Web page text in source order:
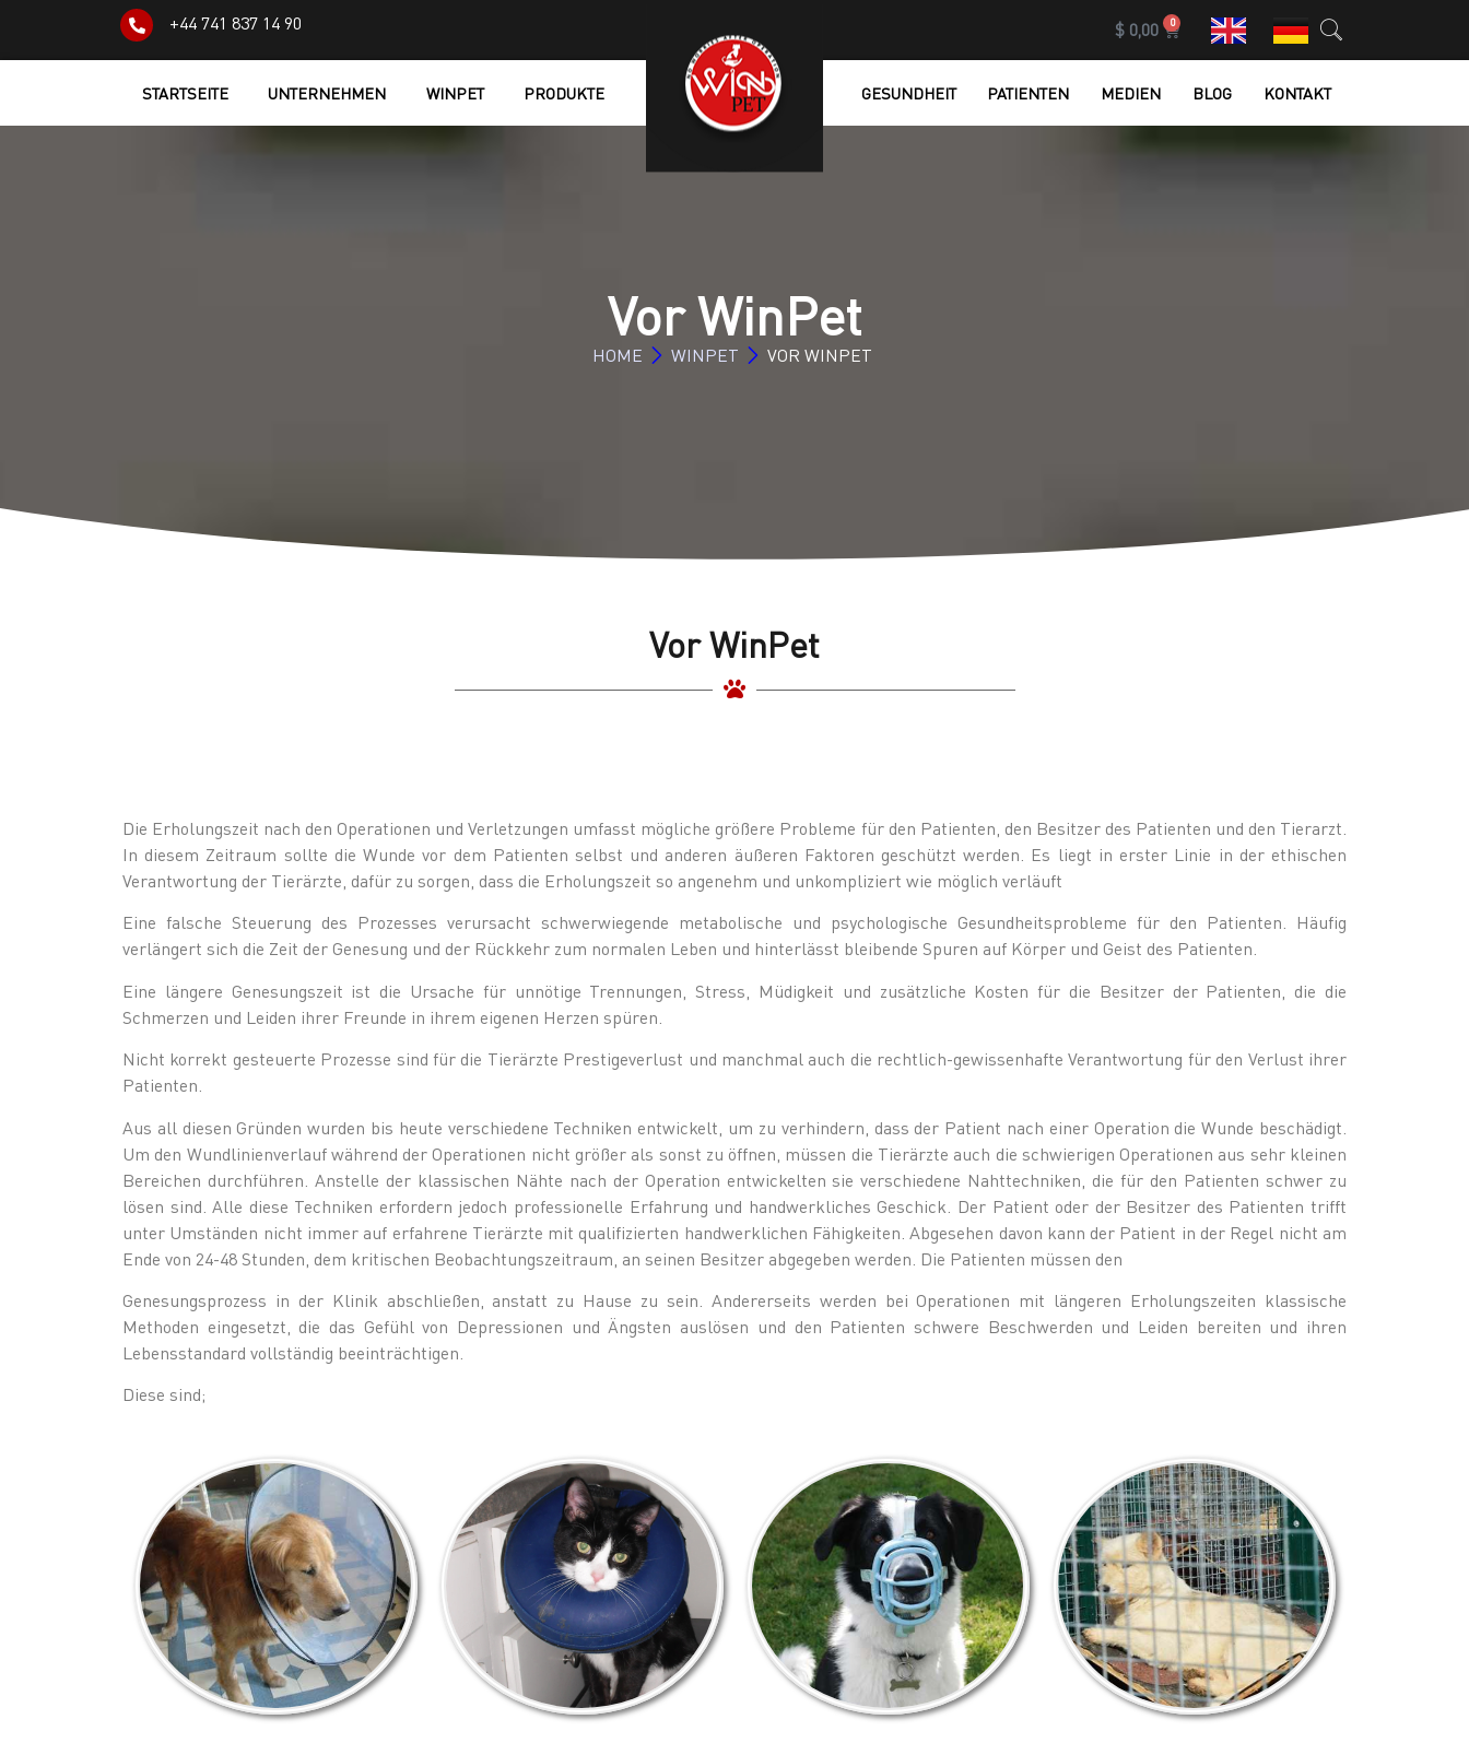
+44 741 837 14 90 $0,00 0
STARTSEITE UNTERNEHMEN WINPET PRODUKTE GESUNDHEIT PATIENTEN MEDIEN BLOG KONTAKT
Vor WinPet
HOME WINPET VOR WINPET
Vor WinPet
Die Erholungszeit nach den Operationen und Verletzungen umfasst mögliche größere Probleme für den Patienten, den Besitzer des Patienten und den Tierarzt.
In diesem Zeitraum sollte die Wunde vor dem Patienten selbst und anderen äußeren Faktoren geschützt werden. Es liegt in erster Linie in der ethischen
Verantwortung der Tierärzte, dafür zu sorgen, dass die Erholungszeit so angenehm und unkompliziert wie möglich verläuft
Eine falsche Steuerung des Prozesses verursacht schwerwiegende metabolische und psychologische Gesundheitsprobleme für den Patienten. Häufig
verlängert sich die Zeit der Genesung und der Rückkehr zum normalen Leben und hinterlässt bleibende Spuren auf Körper und Geist des Patienten.
Eine längere Genesungszeit ist die Ursache für unnötige Trennungen, Stress, Müdigkeit und zusätzliche Kosten für die Besitzer der Patienten, die die
Schmerzen und Leiden ihrer Freunde in ihrem eigenen Herzen spüren.
Nicht korrekt gesteuerte Prozesse sind für die Tierärzte Prestigeverlust und manchmal auch die rechtlich-gewissenhafte Verantwortung für den Verlust ihrer
Patienten.
Aus all diesen Gründen wurden bis heute verschiedene Techniken entwickelt, um zu verhindern, dass der Patient nach einer Operation die Wunde beschädigt.
Um den Wundlinienverlauf während der Operationen nicht größer als sonst zu öffnen, müssen die Tierärzte auch die schwierigen Operationen aus sehr kleinen
Bereichen durchführen. Anstelle der klassischen Nähte nach der Operation entwickelten sie verschiedene Nahttechniken, die für den Patienten schwer zu
lösen sind. Alle diese Techniken erfordern jedoch professionelle Erfahrung und handwerkliches Geschick. Der Patient oder der Besitzer des Patienten trifft
unter Umständen nicht immer auf erfahrene Tierärzte mit qualifizierten handwerklichen Fähigkeiten. Abgesehen davon kann der Patient in der Regel nicht am
Ende von 24-48 Stunden, dem kritischen Beobachtungszeitraum, an seinen Besitzer abgegeben werden. Die Patienten müssen den
Genesungsprozess in der Klinik abschließen, anstatt zu Hause zu sein. Andererseits werden bei Operationen mit längeren Erholungszeiten klassische
Methoden eingesetzt, die das Gefühl von Depressionen und Ängsten auslösen und den Patienten schwere Beschwerden und Leiden bereiten und ihren
Lebensstandard vollständig beeinträchtigen.
Diese sind;